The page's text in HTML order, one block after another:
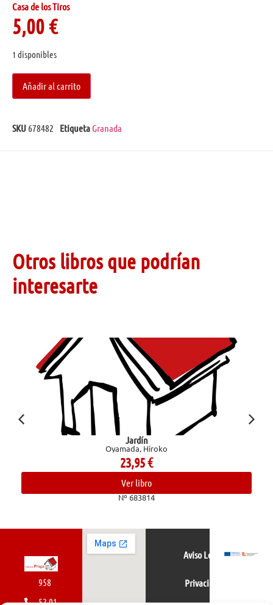
Casa de los Tiros
5,00€
1 disponibles
Añadir al carrito
SKU 678482 Etiqueta Granada
Otros libros que podrían
interesarte
Jardín
Oyamada, Hiroko
23,95€
Ver libro
Nº 683814
958
52 01
Aviso Legal
Privacidad